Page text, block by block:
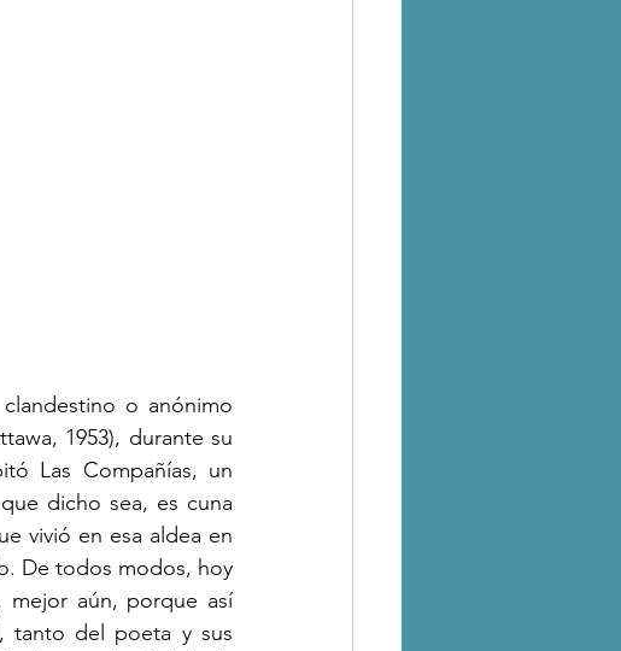
o anónimo
1953), durante su
Las Compañías, un
dicho sea, es cuna
vivió en esa aldea en
De todos modos, hoy
mejor aún, porque así
tanto del poeta y sus